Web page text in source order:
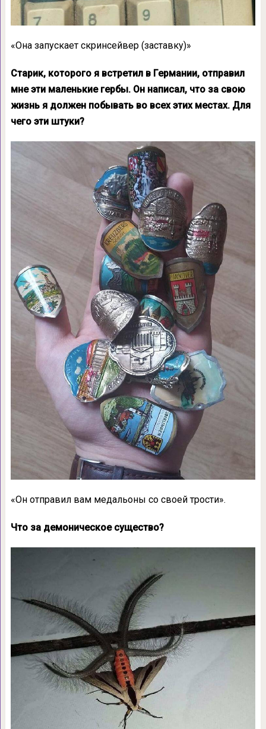
«Она запускает скринсейвер (заставку)»
Старик, которого я встретил в Германии, отправил
мне эти маленькие гербы. Он написал, что за свою
жизнь я должен побывать во всех этих местах. Для
чего эти штуки?
«Он отправил вам медальоны со своей трости».
Что за демоническое существо?